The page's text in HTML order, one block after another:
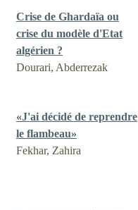
Crise de Ghardaïa ou
crise du modèle d'Etat
algérien ?
Dourari, Abderrezak
«J'ai décidé de reprendre
le flambeau»
Fekhar, Zahira